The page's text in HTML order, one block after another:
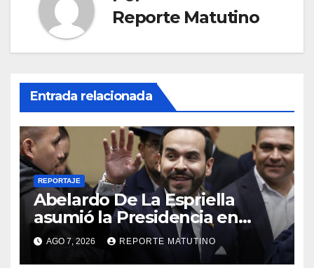
Reporte Matutino
Entrada relacionada
REPORTAJE
Abelardo De La Espriella
asumió la Presidencia en
medio de una polarización
AGO 7, 2026 REPORTE MATUTINO